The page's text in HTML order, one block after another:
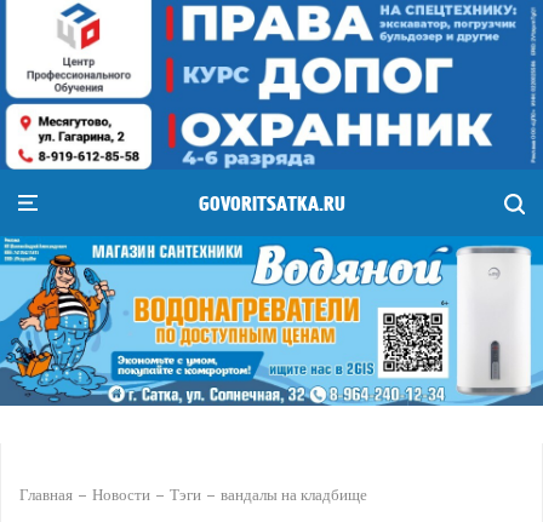
GOVORITSATKA.RU
Главная Новости Тэги вандалы на кладбище